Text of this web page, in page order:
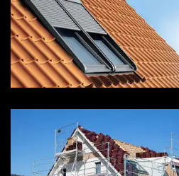
Pose de velux 73